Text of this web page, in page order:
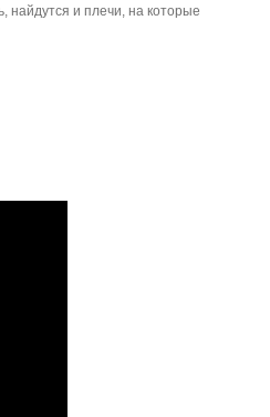
найдутся и плечи, на которые